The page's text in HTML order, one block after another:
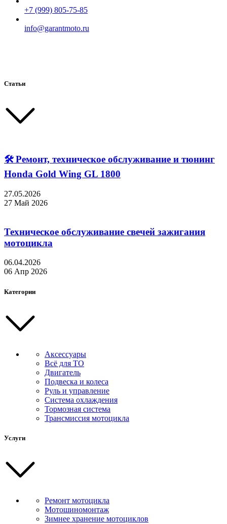
+7 (999) 805-75-85
info@garantmoto.ru
Статьи
🛠 Ремонт, техническое обслуживание и тюнинг
Honda Gold Wing GL 1800
27.05.2026
27 Май 2026
Техническое обслуживание свечей зажигания
мотоцикла
06.04.2026
06 Апр 2026
Категории
Аксессуары
Всё для ТО
Двигатель
Подвеска и колеса
Руль и управление
Система охлаждения
Тормозная система
Трансмиссия мотоцикла
Услуги
Ремонт мотоцикла
Мотошиномонтаж
Зимнее хранение мотоциклов